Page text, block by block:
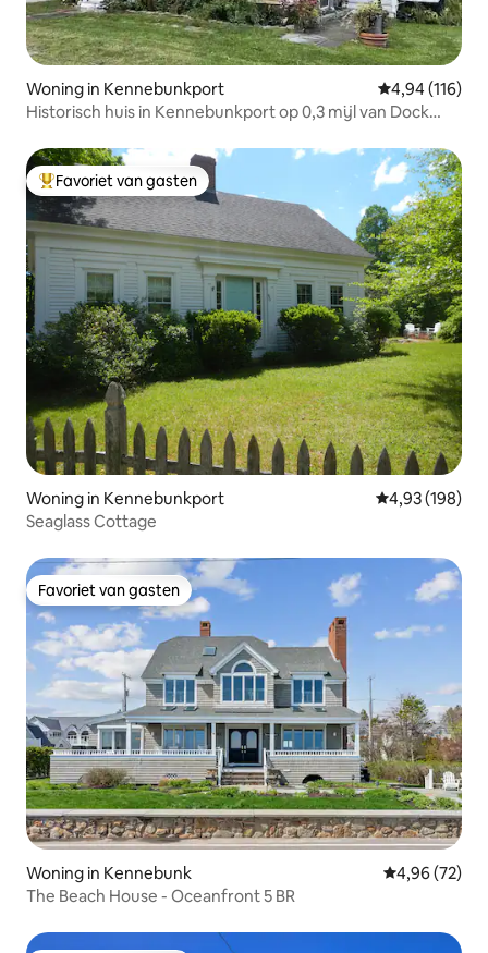
Woning in Kennebunkport Gemiddelde
4,94 (116)
Historisch huis in Kennebunkport op 0,3 mijl van Dock
Topfavoriet van gasten
Favoriet van gasten
Woning in Kennebunkport Gemiddelde
4,93 (198)
Seaglass Cottage
Favoriet van gasten
Favoriet van gasten
Woning in Kennebunk Gemiddelde
4,96 (72)
The Beach House - Oceanfront 5 BR